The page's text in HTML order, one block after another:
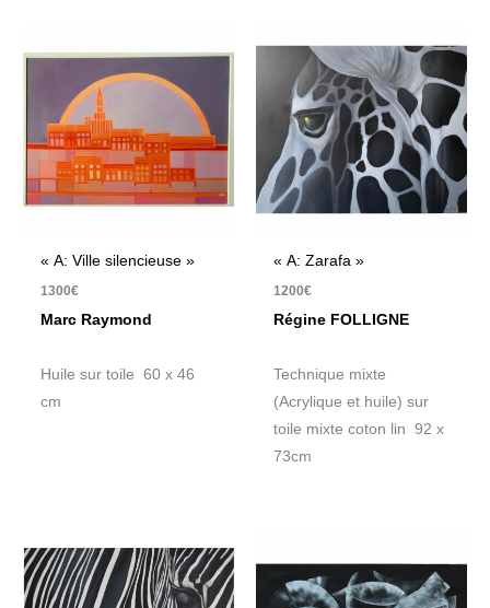
« A: Ville silencieuse »
1300€
Marc Raymond
Huile sur toile 60 x 46
cm
« A: Zarafa »
1200€
Régine FOLLIGNE
Technique mixte
(Acrylique et huile) sur
toile mixte coton lin 92 x
73cm